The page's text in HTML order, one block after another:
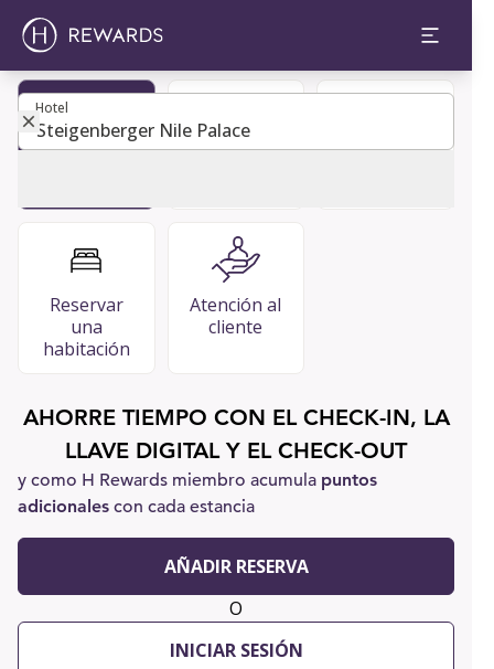
Hotel
Hotel
Reservar
una
habitación
Atención al
cliente
AHORRE TIEMPO CON EL CHECK-IN, LA
LLAVE DIGITAL Y EL CHECK-OUT
y como H Rewards miembro acumula puntos
adicionales con cada estancia
AÑADIR RESERVA
O
INICIAR SESIÓN